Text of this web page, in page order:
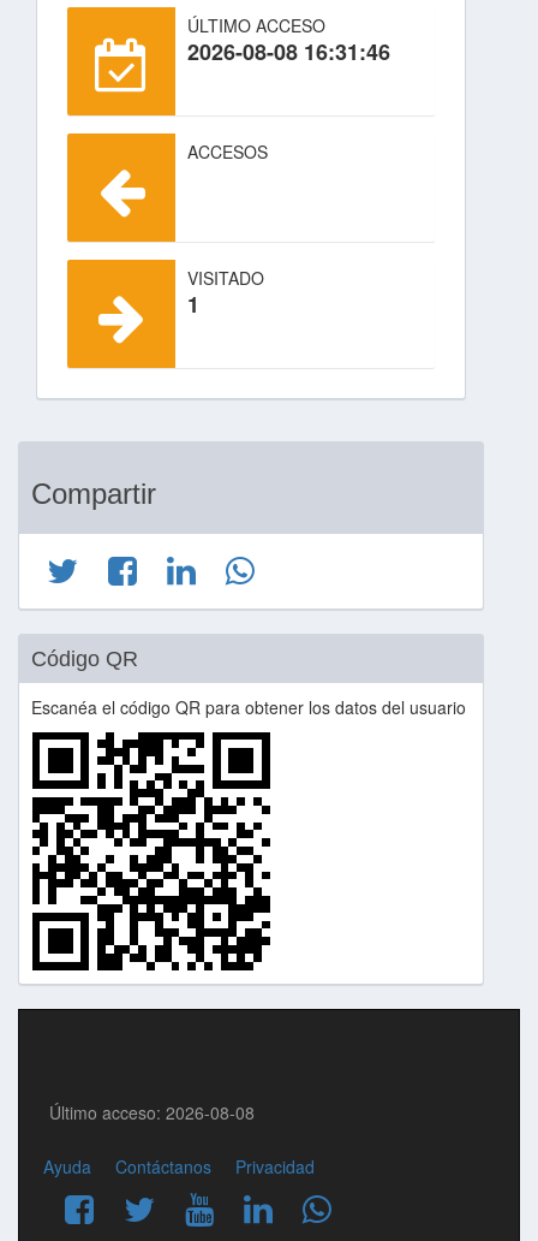
ÚLTIMO ACCESO
2026-08-08 16:31:46
ACCESOS
VISITADO
1
Compartir
Código QR
Escanéa el código QR para obtener los datos del usuario
Último acceso: 2026-08-08
Ayuda Contáctanos Privacidad